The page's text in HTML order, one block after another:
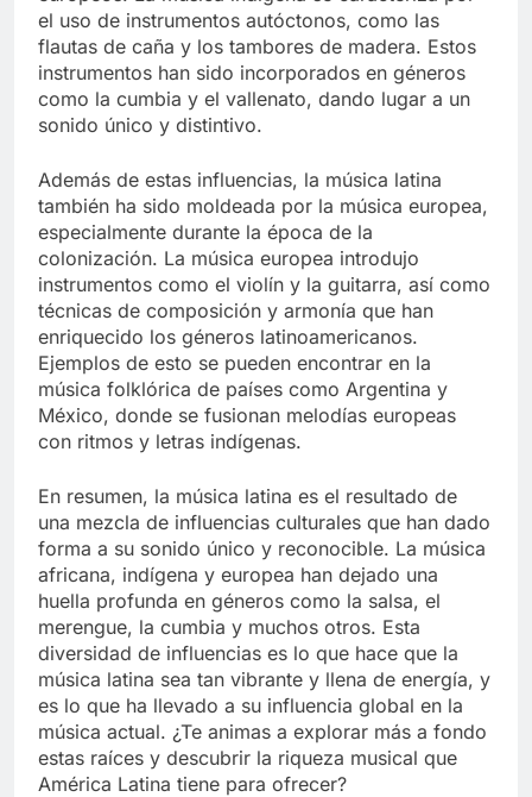
el uso de instrumentos autóctonos, como las
flautas de caña y los tambores de madera. Estos
instrumentos han sido incorporados en géneros
como la cumbia y el vallenato, dando lugar a un
sonido único y distintivo.
Además de estas influencias, la música latina
también ha sido moldeada por la música europea,
especialmente durante la época de la
colonización. La música europea introdujo
instrumentos como el violín y la guitarra, así como
técnicas de composición y armonía que han
enriquecido los géneros latinoamericanos.
Ejemplos de esto se pueden encontrar en la
música folklórica de países como Argentina y
México, donde se fusionan melodías europeas
con ritmos y letras indígenas.
En resumen, la música latina es el resultado de
una mezcla de influencias culturales que han dado
forma a su sonido único y reconocible. La música
africana, indígena y europea han dejado una
huella profunda en géneros como la salsa, el
merengue, la cumbia y muchos otros. Esta
diversidad de influencias es lo que hace que la
música latina sea tan vibrante y llena de energía, y
es lo que ha llevado a su influencia global en la
música actual. ¿Te animas a explorar más a fondo
estas raíces y descubrir la riqueza musical que
América Latina tiene para ofrecer?